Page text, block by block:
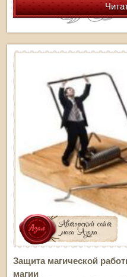
Защита магической
магии